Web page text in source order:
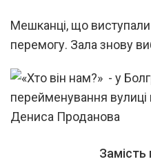
Мешканці, що
перемогу. Зала знову
Замість